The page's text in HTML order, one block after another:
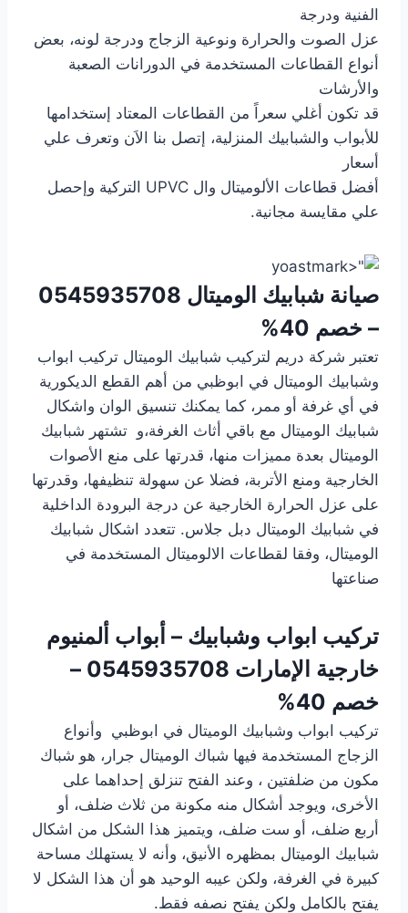
الفنية ودرجة
عزل الصوت والحرارة ونوعية الزجاج ودرجة لونه، بعض
أنواع القطاعات المستخدمة في الدورانات الصعبة
والأرشات
قد تكون أغلي سعراً من القطاعات المعتاد إستخدامها
للأبواب والشبابيك المنزلية، إتصل بنا الاَن وتعرف علي
أسعار
أفضل قطاعات الألوميتال وال UPVC التركية وإحصل
علي مقايسة مجانية.
صيانة شبابيك الوميتال 0545935708
– خصم 40%
تعتبر شركة دريم لتركيب شبابيك الوميتال تركيب ابواب
وشبابيك الوميتال في ابوظبي من أهم القطع الديكورية
في أي غرفة أو ممر، كما يمكنك تنسيق الوان واشكال
شبابيك الوميتال مع باقي أثاث الغرفة،و تشتهر شبابيك
الوميتال بعدة مميزات منها، قدرتها على منع الأصوات
الخارجية ومنع الأتربة، فضلا عن سهولة تنظيفها، وقدرتها
على عزل الحرارة الخارجية عن درجة البرودة الداخلية
في شبابيك الوميتال دبل جلاس. تتعدد اشكال شبابيك
الوميتال، وفقا لقطاعات الالوميتال المستخدمة في
صناعتها
تركيب ابواب وشبابيك – أبواب ألمنيوم
خارجية الإمارات
0545935708 –
خصم 40%
تركيب ابواب وشبابيك الوميتال في ابوظبي وأنواع
الزجاج المستخدمة فيها شباك الوميتال جرار، هو شباك
مكون من ضلفتين ، وعند الفتح تنزلق إحداهما على
الأخرى، ويوجد أشكال منه مكونة من ثلاث ضلف، أو
أربع ضلف، أو ست ضلف، ويتميز هذا الشكل من اشكال
شبابيك الوميتال بمظهره الأنيق، وأنه لا يستهلك مساحة
كبيرة في الغرفة، ولكن عيبه الوحيد هو أن هذا الشكل لا
يفتح بالكامل ولكن يفتح نصفه فقط.